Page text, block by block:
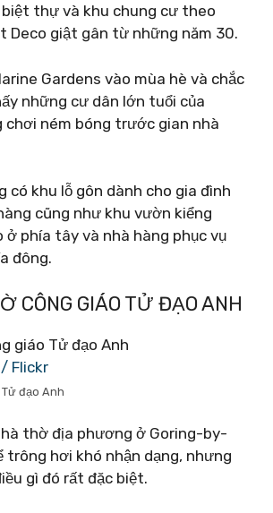
thự và khu chung cư theo
Deco giật gân từ những năm 30.
Gardens vào mùa hè và chắc
những cư dân lớn tuổi của
chơi ném bóng trước gian nhà
có khu lỗ gôn dành cho gia đình
cũng như khu vườn kiểng
ở phía tây và nhà hàng phục vụ
đông.
CÔNG GIÁO TỬ ĐẠO ANH
Flickr
đạo Anh
thờ địa phương ở Goring-by-
trông hơi khó nhận dạng, nhưng
gì đó rất đặc biệt.